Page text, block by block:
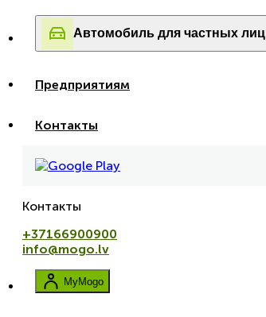
Автомобиль для частных лиц
Предприятиям
Контакты
Контакты
+37166900900
info@mogo.lv
MyMogo